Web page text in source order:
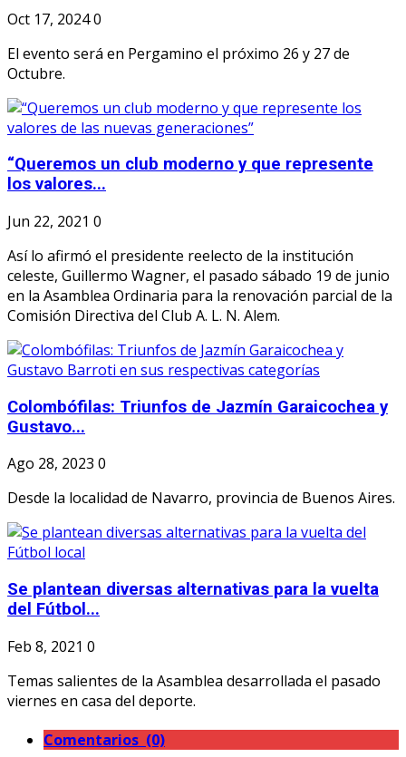
Oct 17, 20240
El evento será en Pergamino el próximo 26 y 27 de
Octubre.
“Queremos un club moderno y que represente
los valores...
Jun 22, 2021 0
Así lo afirmó el presidente reelecto de la institución
celeste, Guillermo Wagner, el pasado sábado 19 de junio
en la Asamblea Ordinaria para la renovación parcial de la
Comisión Directiva del Club A. L. N. Alem.
Colombófilas: Triunfos de Jazmín Garaicochea y
Gustavo...
Ago 28, 2023 0
Desde la localidad de Navarro, provincia de Buenos Aires.
Se plantean diversas alternativas para la vuelta
del Fútbol...
Feb 8, 2021 0
Temas salientes de la Asamblea desarrollada el pasado
viernes en casa del deporte.
Comentarios (0)